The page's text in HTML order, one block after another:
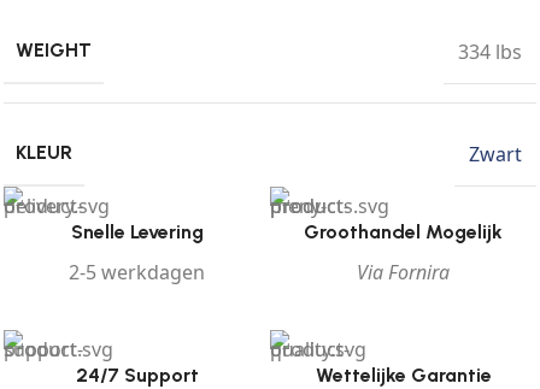
WEIGHT 334 lbs
KLEUR Zwart
Snelle Levering
2-5 werkdagen
Groothandel Mogelijk
Via Fornira
24/7 Support Wettelijke Garantie